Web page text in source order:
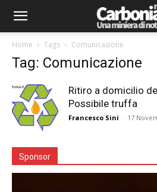
Home Tags Comunicazione
Tag: Comunicazione
Ritiro a domicilio
Possibile truffa
Francesco Sini - 17
Sponsor